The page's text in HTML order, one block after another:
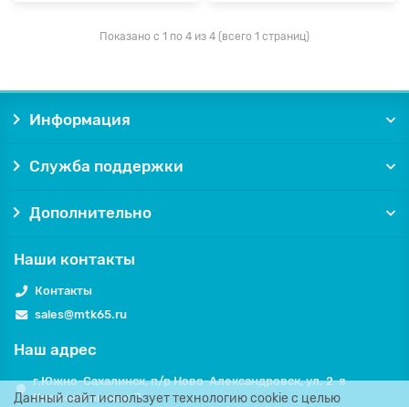
Показано с 1 по 4 из 4 (всего 1 страниц)
Данный сайт использует технологию cookie с целью
Информация
Служба поддержки
Дополнительно
Наши контакты
Контакты
sales@mtk65.ru
Наш адрес
г.Южно-Сахалинск, п/р Ново-Александровск, ул. 2-я
Красносельская, 7.